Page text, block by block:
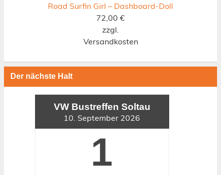
Road Surfin Girl – Dashboard-Doll
72,00 €
zzgl.
Versandkosten
Der nächste Halt
VW Bustreffen Soltau
10. September 2026
1